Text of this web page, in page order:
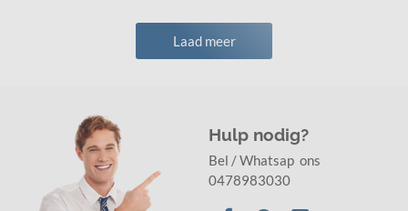
Laad meer
Hulp nodig?
Bel / Whatsap ons
0478983030